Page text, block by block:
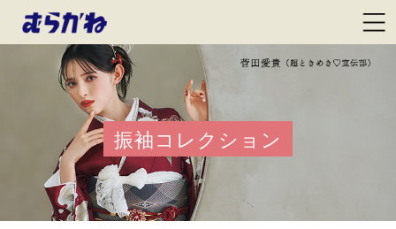
振袖コレクション